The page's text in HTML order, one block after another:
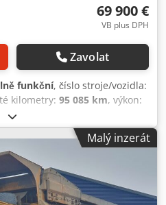
69 900 €
VB plus DPH
Zavolat
funkční, číslo stroje/vozidla:
kilometry: 95 085 km, výkon:
registrace:
23 000 kg, maximální
, celková hmotnost:63 000 kg,
R25, stav pneumatik:
mm, palivo:nafta
třída:Euro 3, počet míst k
900 mm, celková šířka:2 900
Malý inzerát